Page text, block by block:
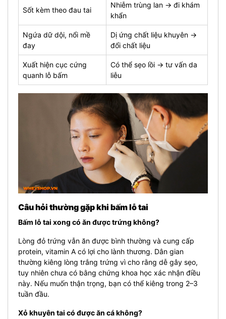
Sốt kèm theo đau tai
Nhiễm trùng lan → đi khám
khẩn
Ngứa dữ dội, nổi mề
đay
Dị ứng chất liệu khuyên →
đổi chất liệu
Xuất hiện cục cứng
quanh lỗ bấm
Có thể sẹo lồi → tư vấn da
liễu
Câu hỏi thường gặp khi bấm lỗ tai
Bấm lỗ tai xong có ăn được trứng không?
Lòng đỏ trứng vẫn ăn được bình thường và cung cấp
protein, vitamin A có lợi cho lành thương. Dân gian
thường kiêng lòng trắng trứng vì cho rằng dễ gây sẹo,
tuy nhiên chưa có bằng chứng khoa học xác nhận điều
này. Nếu muốn thận trọng, bạn có thể kiêng trong 2–3
tuần đầu.
Xỏ khuyên tai có được ăn cá không?